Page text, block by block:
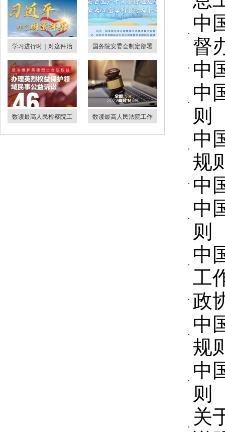
学习进行时｜对这件治 国务院安委会制定部署
数读最高人民检察院工 数读最高人民法院工作
中
督
中
中
则
中
规
中
中
则
中
工
政
中
规
中
则
关